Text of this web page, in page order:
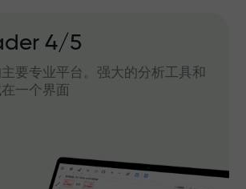
4/5
要专业平台。强大的分析工具和
一个界面